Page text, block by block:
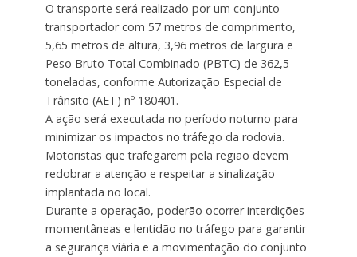
O transporte será realizado por um conjunto
transportador com 57 metros de comprimento,
5,65 metros de altura, 3,96 metros de largura e
Peso Bruto Total Combinado (PBTC) de 362,5
toneladas, conforme Autorização Especial de
Trânsito (AET) nº 180401.
A ação será executada no período noturno para
minimizar os impactos no tráfego da rodovia.
Motoristas que trafegarem pela região devem
redobrar a atenção e respeitar a sinalização
implantada no local.
Durante a operação, poderão ocorrer interdições
momentâneas e lentidão no tráfego para garantir
a segurança viária e a movimentação do conjunto